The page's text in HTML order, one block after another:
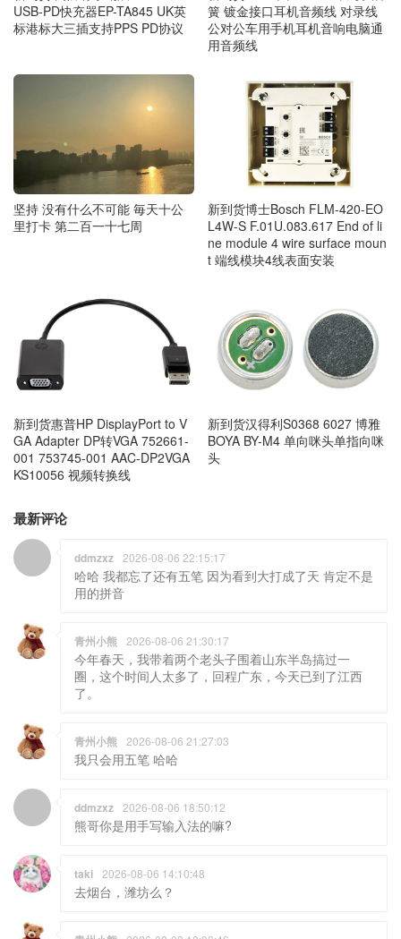
USB-PD快充器EP-TA845 UK英
标港标大三插支持PPS PD协议
簧 镀金接口耳机音频线 对录线
公对公车用手机耳机音响电脑通
用音频线
坚持 没有什么不可能 毎天十公
里打卡 第二百一十七周
新到货博士Bosch FLM-420-EO
L4W-S F.01U.083.617 End of li
ne module 4 wire surface moun
t 端线模块4线表面安装
新到货惠普HP DisplayPort to V
GA Adapter DP转VGA 752661-
001 753745-001 AAC-DP2VGA
KS10056 视频转换线
新到货汉得利S0368 6027 博雅
BOYA BY-M4 单向咪头单指向咪
头
最新评论
ddmzxz 2026-08-06 22:15:17
哈哈 我都忘了还有五笔 因为看到大打成了天 肯定不是
用的拼音
青州小熊 2026-08-06 21:30:17
今年春天，我带着两个老头子围着山东半岛搞过一
圈，这个时间人太多了，回程广东，今天已到了江西
了。
青州小熊 2026-08-06 21:27:03
我只会用五笔 哈哈
ddmzxz 2026-08-06 18:50:12
熊哥你是用手写输入法的嘛?
taki 2026-08-06 14:10:48
去烟台，潍坊么？